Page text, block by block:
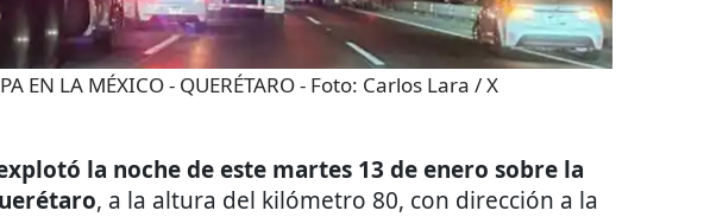
EN LA MÉXICO - QUERÉTARO- Foto: Carlos Lara / X
la noche de este martes 13 de enero sobre la
, a la altura del kilómetro 80, con dirección a la